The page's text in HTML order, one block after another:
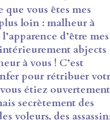
vous êtes mes
loin : malheur à
d’être mes
abjects
à vous ! C’est
pour rétribuer
étiez ouvertement
secrètement des
voleurs, des